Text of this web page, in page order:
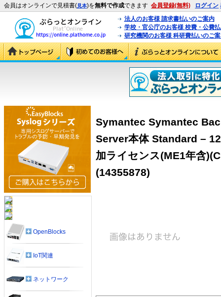
会員はオンラインで見積書(見本)を無料で作成できます 会員登録(無料) ログイン
法人のお客様 請求書払いのご案内
学校・官公庁のお客様 校費・公費
研究機関のお客様 科研費払いのご
Symantec Symantec
Server本体 Standard –
加ライセンス(ME1年含
(14355878)
OpenBlocks
IoT関連
ネットワーク